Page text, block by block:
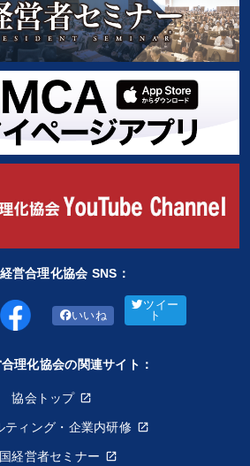
営合理化協会 SNS：
いいね
ツイー
ト
理化協会の関連サイト：
協会トップ
ティング・企業内研修
経営者セミナー